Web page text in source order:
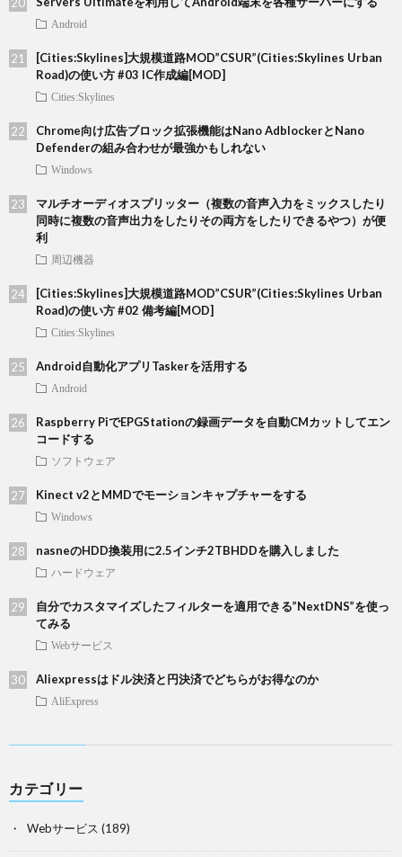
Android
[Cities:Skylines]大規模道路MOD”CSUR”(Cities:Skylines Urban
Road)の使い方 #03 IC作成編[MOD]
Cities:Skylines
Chrome向け広告ブロック拡張機能はNano AdblockerとNano
Defenderの組み合わせが最強かもしれない
Windows
マルチオーディオスプリッター（複数の音声入力をミックスしたり
同時に複数の音声出力をしたりその両方をしたりできるやつ）が便
利
周辺機器
[Cities:Skylines]大規模道路MOD”CSUR”(Cities:Skylines Urban
Road)の使い方 #02 備考編[MOD]
Cities:Skylines
Android自動化アプリTaskerを活用する
Android
Raspberry PiでEPGStationの録画データを自動CMカットしてエン
コードする
ソフトウェア
Kinect v2とMMDでモーションキャプチャーをする
Windows
nasneのHDD換装用に2.5インチ2TBHDDを購入しました
ハードウェア
自分でカスタマイズしたフィルターを適用できる”NextDNS”を使っ
てみる
Webサービス
Aliexpressはドル決済と円決済でどちらがお得なのか
AliExpress
カテゴリー
Webサービス (189)